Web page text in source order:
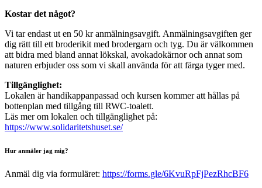
Kostar det något?
Vi tar endast ut en 50 kr anmälningsavgift. Anmälningsavgiften ger
dig rätt till ett broderikit med brodergarn och tyg. Du är välkommen
att bidra med bland annat lökskal, avokadokärnor och annat som
naturen erbjuder oss som vi skall använda för att färga tyger med.
Tillgänglighet:
Lokalen är handikappanpassad och kursen kommer att hållas på
bottenplan med tillgång till RWC-toalett.
Läs mer om lokalen och tillgänglighet på:
https://www.solidaritetshuset.se/
Hur anmäler jag mig?
Anmäl dig via formuläret: https://forms.gle/6KvuRpFjPezRhcBF6